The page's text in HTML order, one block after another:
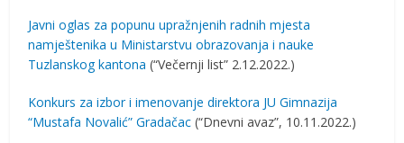
Javni oglas za popunu upražnjenih radnih mjesta
namještenika u Ministarstvu obrazovanja i nauke
Tuzlanskog kantona(“Večernji list” 2.12.2022.)
Konkurs za izbor i imenovanje direktora JU Gimnazija
“Mustafa Novalić” Gradačac (“Dnevni avaz”, 10.11.2022.)